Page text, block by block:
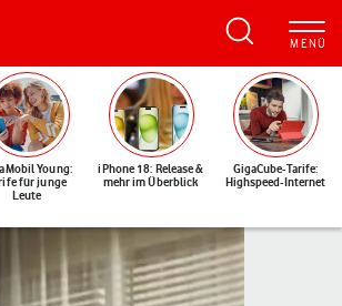
Young:
für junge
Leute
iPhone 18: Release &
mehr im Überblick
GigaCube-Tarife:
Highspeed-Internet